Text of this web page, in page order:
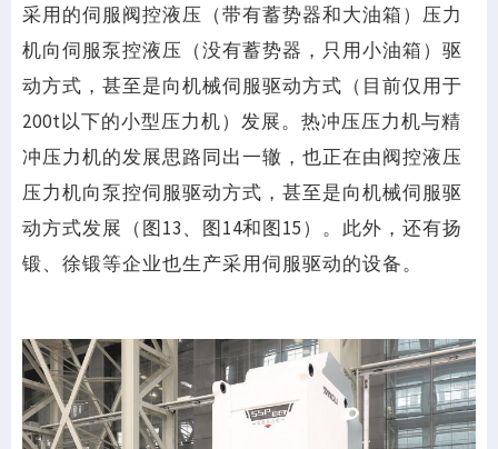
采用的伺服阀控液压（带有蓄势器和大油箱）压力
机向伺服泵控液压（没有蓄势器，只用小油箱）驱
动方式，甚至是向机械伺服驱动方式（目前仅用于
200t以下的小型压力机）发展。热冲压压力机与精
冲压力机的发展思路同出一辙，也正在由阀控液压
压力机向泵控伺服驱动方式，甚至是向机械伺服驱
动方式发展（图13、图14和图15）。此外，还有扬
锻、徐锻等企业也生产采用伺服驱动的设备。